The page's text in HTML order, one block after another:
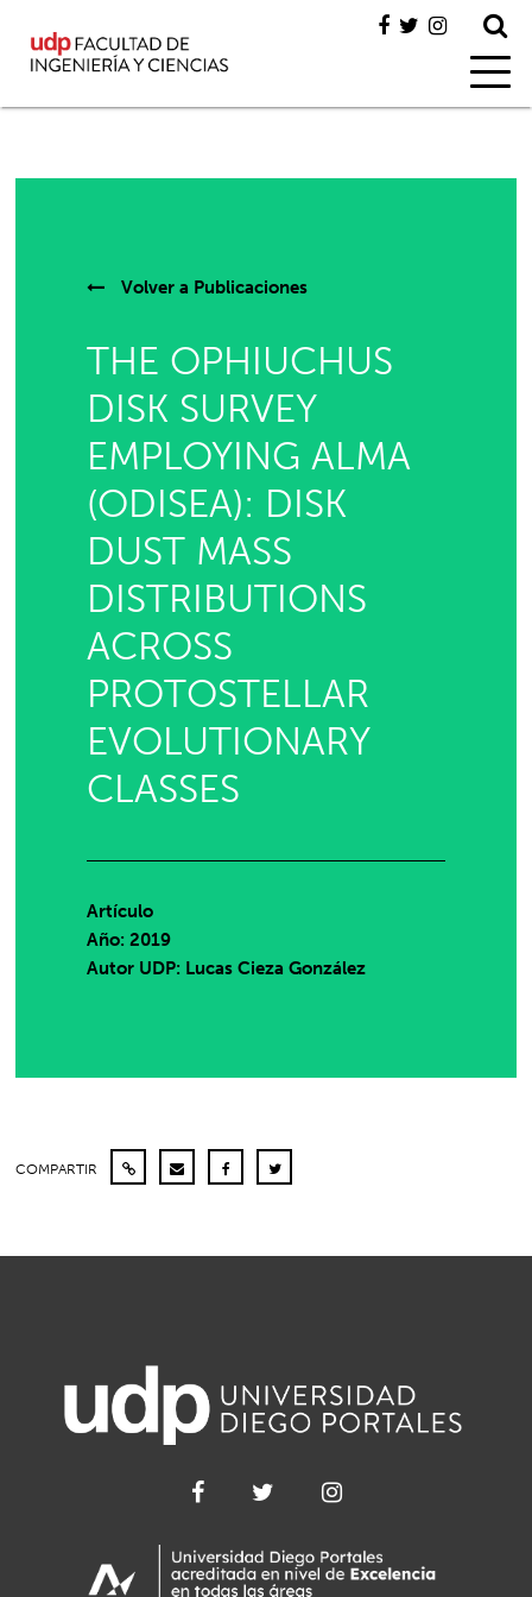
Volver a Publicaciones
THE OPHIUCHUS
DISK SURVEY
EMPLOYING ALMA
(ODISEA): DISK
DUST MASS
DISTRIBUTIONS
ACROSS
PROTOSTELLAR
EVOLUTIONARY
CLASSES
Artículo
Año: 2019
Autor UDP: Lucas Cieza González
COMPARTIR